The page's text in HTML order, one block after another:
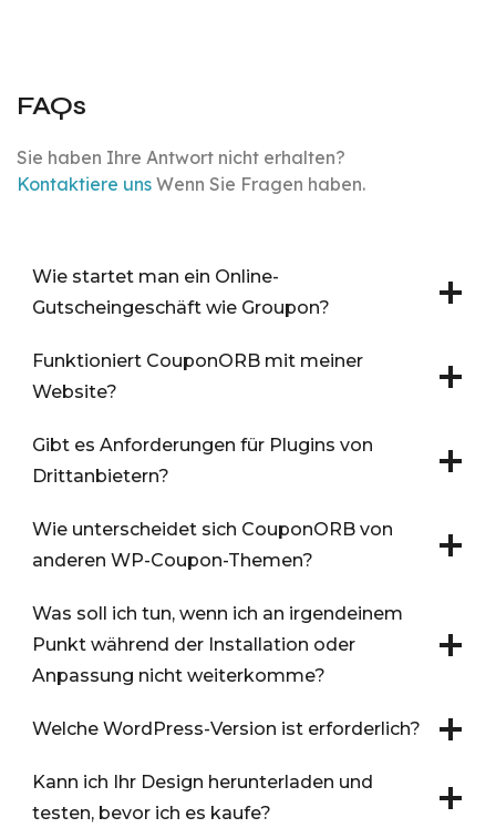
FAQs
Sie haben Ihre Antwort nicht erhalten?
Kontaktiere uns Wenn Sie Fragen haben.
Wie startet man ein Online-
Gutscheingeschäft wie Groupon?
Funktioniert CouponORB mit meiner
Website?
Gibt es Anforderungen für Plugins von
Drittanbietern?
Wie unterscheidet sich CouponORB von
anderen WP-Coupon-Themen?
Was soll ich tun, wenn ich an irgendeinem
Punkt während der Installation oder
Anpassung nicht weiterkomme?
Welche WordPress-Version ist erforderlich?
Kann ich Ihr Design herunterladen und
testen, bevor ich es kaufe?